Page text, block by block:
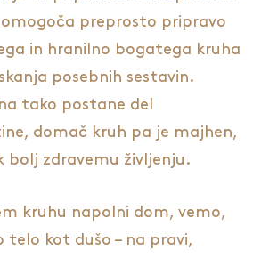
omogoča preprosto pripravo
in hranilno bogatega kruha
posebnih sestavin.
tako postane del
domač kruh pa je majhen,
bolj zdravemu življenju.
kruhu napolni dom, vemo,
telo kot dušo – na pravi,